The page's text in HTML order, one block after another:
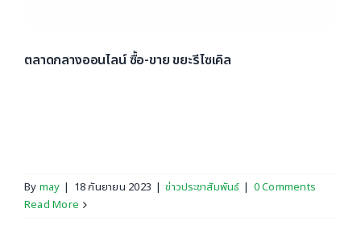
ตลาดกลางออนไลน์ ซื้อ-ขาย ขยะรีไซเคิล
By may | 18 กันยายน 2023 | ข่าวประชาสัมพันธ์ | 0 Comments
Read More